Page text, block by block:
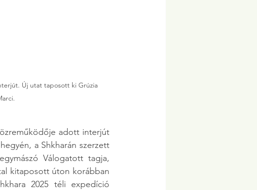
Új utat taposott ki Grúzia
adott interjút
a Shkharán szerzett
kitaposott úton korábban
2025 téli expedíció